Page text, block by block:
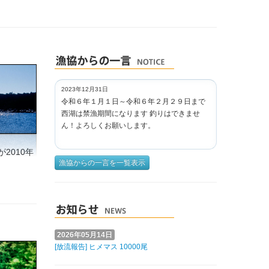
2010年
2023年12月31日
令和６年１月１日～令和６年２月２９日まで
西湖は禁漁期間になります 釣りはできませ
ん！よろしくお願いします。
漁協からの一言を一覧表示
2026年05月14日
[放流報告] ヒメマス 10000尾